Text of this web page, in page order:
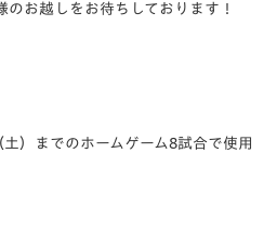
のお越しをお待ちしております！
）までのホームゲーム8試合で使用